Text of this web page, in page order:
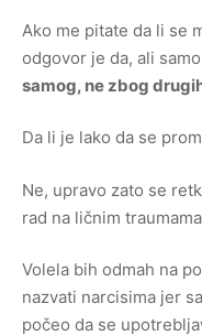
Ako me pitate da li se
odgovor je da, ali
samog, ne zbog
Da li je lako da se
Ne, upravo zato se
rad na ličnim
Volela bih odmah na
nazvati narcisima jer
počeo da se